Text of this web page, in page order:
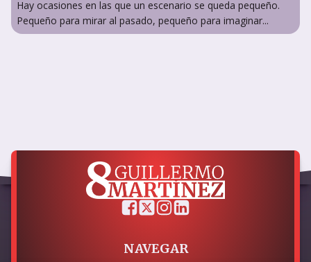
Hay ocasiones en las que un escenario se queda pequeño.
Pequeño para mirar al pasado, pequeño para imaginar...
NAVEGAR